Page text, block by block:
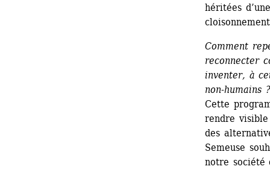
héritées
Comment
reconnecter
inventer, à
non-humains
Cette
rendre
des
Semeuse
notre société